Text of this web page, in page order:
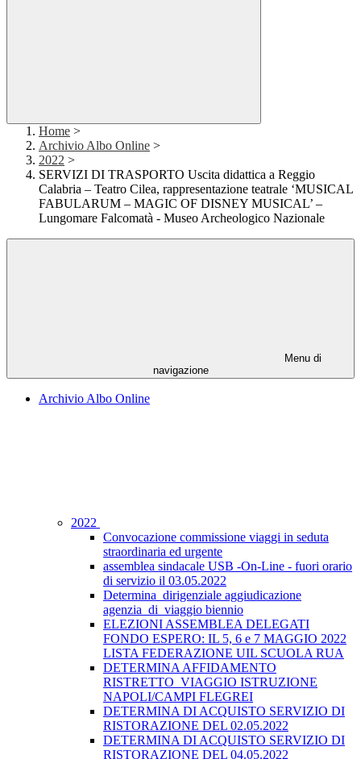
Home >
Archivio Albo Online >
2022 >
SERVIZI DI TRASPORTO Uscita didattica a Reggio
Calabria – Teatro Cilea, rappresentazione teatrale ‘MUSICAL
FABULARUM – MAGIC OF DISNEY MUSICAL’ –
Lungomare Falcomatà - Museo Archeologico Nazionale
Menu di
navigazione
Archivio Albo Online
2022
Convocazione commissione viaggi in seduta
straordinaria ed urgente
assemblea sindacale USB -On-Line - fuori orario
di servizio il 03.05.2022
Determina_dirigenziale aggiudicazione
agenzia_di_viaggio biennio
ELEZIONI ASSEMBLEA DELEGATI
FONDO ESPERO: IL 5, 6 e 7 MAGGIO 2022
LISTA FEDERAZIONE UIL SCUOLA RUA
DETERMINA AFFIDAMENTO
RISTRETTO_VIAGGIO ISTRUZIONE
NAPOLI/CAMPI FLEGREI
DETERMINA DI ACQUISTO SERVIZIO DI
RISTORAZIONE DEL 02.05.2022
DETERMINA DI ACQUISTO SERVIZIO DI
RISTORAZIONE DEL 04.05.2022